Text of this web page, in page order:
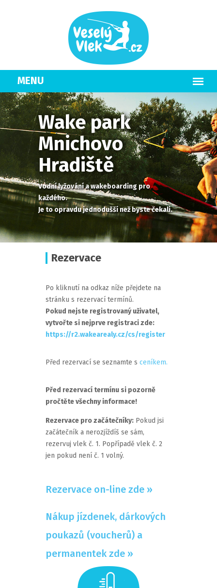
Wake park
Mnichovo
Hradiště
Vodní lyžování a wakeboarding pro
každého.
Je to opravdu jednodušší než byste čekali.
Rezervace
Po kliknutí na odkaz níže přejdete na
stránku s rezervací termínů.
Pokud nejste registrovaný uživatel,
vytvořte si nejprve registraci zde:
https://r2.wakearealy.cz/cs/register
Před rezervací se seznamte s ceníkem.
Před rezervací termínu si pozorně
pročtěte všechny informace!
Rezervace pro začátečníky: Pokud jsi
začátečník a nerozjíždíš se sám,
rezervuj vlek č. 1. Popřípadě vlek č. 2
jen pokud není č. 1 volný.
Rezervace on-line zde »
Nákup jízdenek, dárkových
poukazů (voucherů) a
permanentek zde »